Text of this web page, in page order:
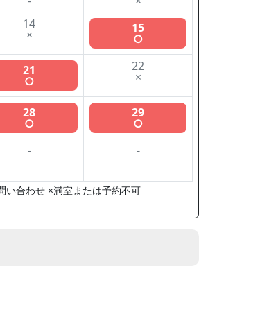
14
× 15
○
21
○
22
×
28
○
29
○
- -
い合わせ ×満室または予約不可